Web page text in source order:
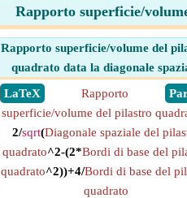
Rapporto superficie/
Rapporto superficie/volume del
quadrato data la diagonale
​ LaTeX
Rapporto
superficie/volume del pilastro
2/sqrt(Diagonale spaziale del
quadrato^2-(2*Bordi di base del
quadrato^2))+4/Bordi di base del
quadrato